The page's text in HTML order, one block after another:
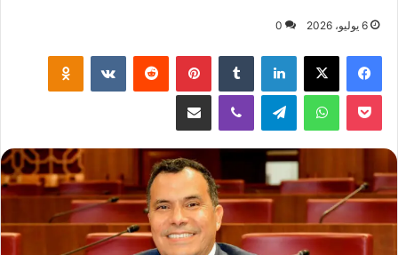
6 يوليو، 2026 0
لينكدإن بينتيريست
‫Pocket واتساب تيلقرام ڤايبر مشاركة عبر البريد